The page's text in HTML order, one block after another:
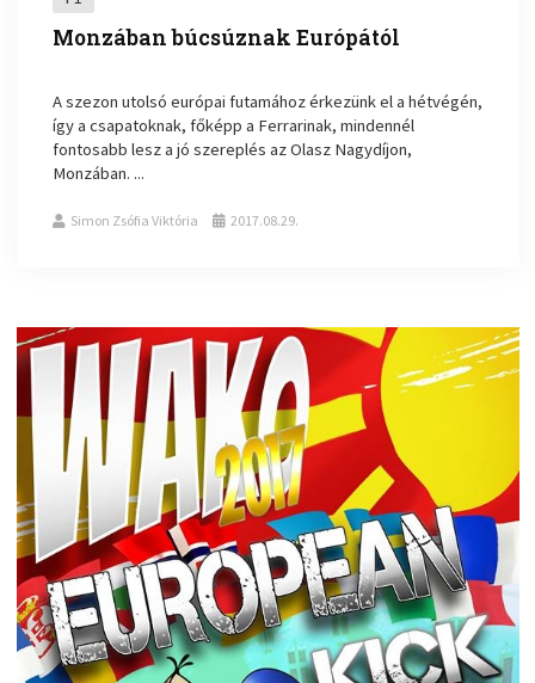
Monzában búcsúznak Európától
A szezon utolsó európai futamához érkezünk el a hétvégén,
így a csapatoknak, főképp a Ferrarinak, mindennél
fontosabb lesz a jó szereplés az Olasz Nagydíjon,
Monzában. ...
Simon Zsófia Viktória 2017.08.29.